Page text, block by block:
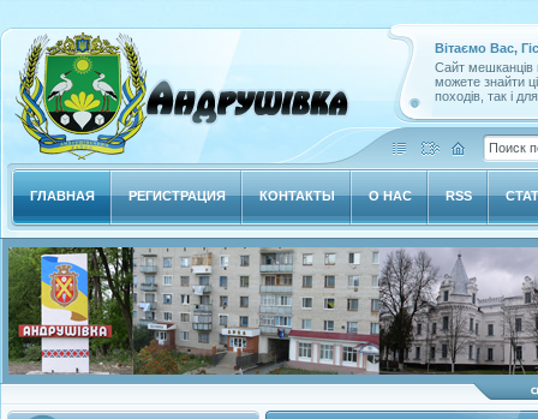
Вітаємо Вас,
Сайт мешканців
можете знайти
походів, так і
ГЛАВНАЯ РЕГИСТРАЦИЯ КОНТАКТЫ О НАС RSS